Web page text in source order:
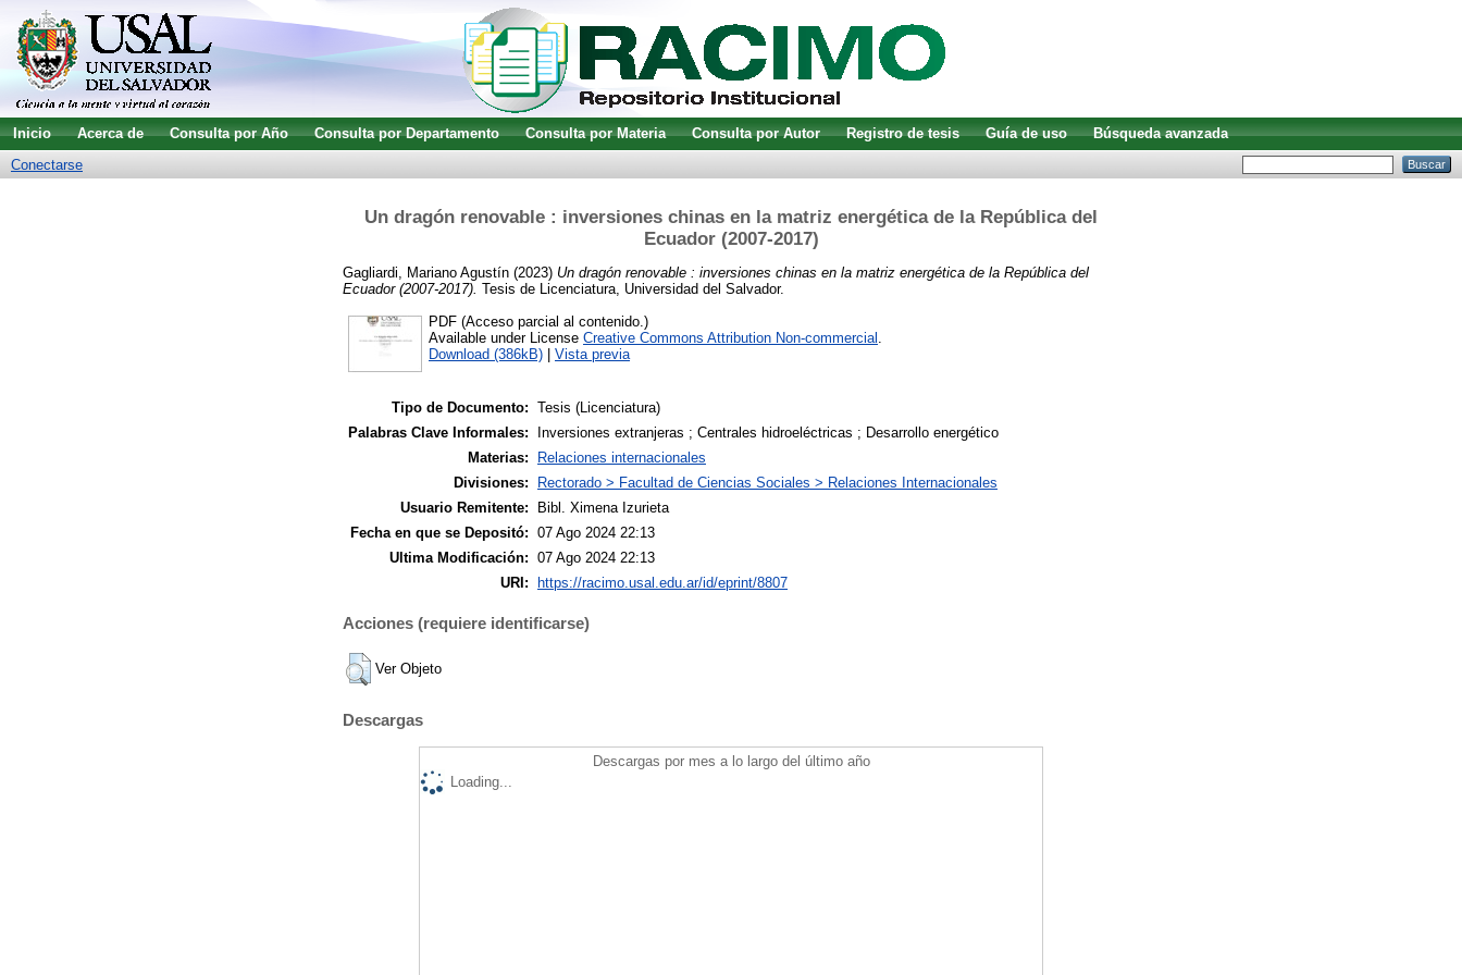
Inicio Acerca de Consulta por Año Consulta por Departamento Consulta por Materia Consulta por Autor Registro de tesis Guía de uso
Búsqueda avanzada
Conectarse
Un dragón renovable : inversiones chinas en la matriz energética de la República del
Ecuador (2007-2017)
Gagliardi, Mariano Agustín (2023) Un dragón renovable : inversiones chinas en la matriz energética de la República del
Ecuador (2007-2017). Tesis de Licenciatura, Universidad del Salvador.
PDF (Acceso parcial al contenido.)
Available under License Creative Commons Attribution Non-commercial .
Download (386kB)
Vista previa
Tipo de Documento: Tesis (Licenciatura)
Palabras Clave Informales:
Inversiones extranjeras ; Centrales hidroeléctricas ; Desarrollo energético
Materias:
Relaciones internacionales
Divisiones:
Rectorado > Facultad de Ciencias Sociales > Relaciones Internacionales
Usuario Remitente:
Bibl. Ximena Izurieta
Fecha en que se Depositó: 07 Ago 2024 22:13
Ultima Modificación: 07 Ago 2024 22:13
URI:
https://racimo.usal.edu.ar/id/eprint/8807
Acciones (requiere identificarse)
Ver Objeto
Descargas
Descargas por mes a lo largo del último año
Loading...